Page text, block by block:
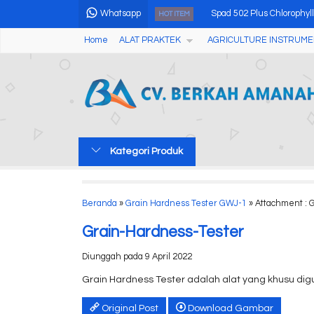
Whatsapp HOT ITEM Spad 502 Plus
Multi Function Cable
Analog Hot Plate
Home ALAT PRAKTEK AGRICULTURE
Kategori Produk
Beranda » Grain Hardness Tester GWJ-1 » Attachment :
Grain-Hardness-Tester
Diunggah pada 9 April 2022
Grain Hardness Tester adalah alat yang khusu
Original Post Download Gambar